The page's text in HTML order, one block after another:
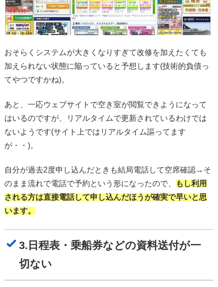
おそらくシステムが大きくなりすぎて改修を加えたくても
加えられない状態に陥っていると予想します(技術的負債っ
てやつですかね)。
あと、一応ウェブサイトで空き室が閲覧できようになって
はいるのですが、リアルタイムで更新されているわけでは
ないようです(サイト上ではリアルタイム謳ってます
が・・)。
自分が過去2度申し込んだときも結局電話して空席確認→そ
のまま流れで電話で予約という形になったので、
もし利用
される方は直接電話して申し込んだほうが確実で早いと思
います。
3.日程表・乗船券などの資料送付が一
切ない